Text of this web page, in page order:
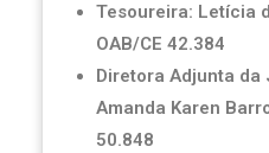
Tesoureira: Letícia
OAB/CE 42.384
Diretora Adjunta da
Amanda Karen
50.848